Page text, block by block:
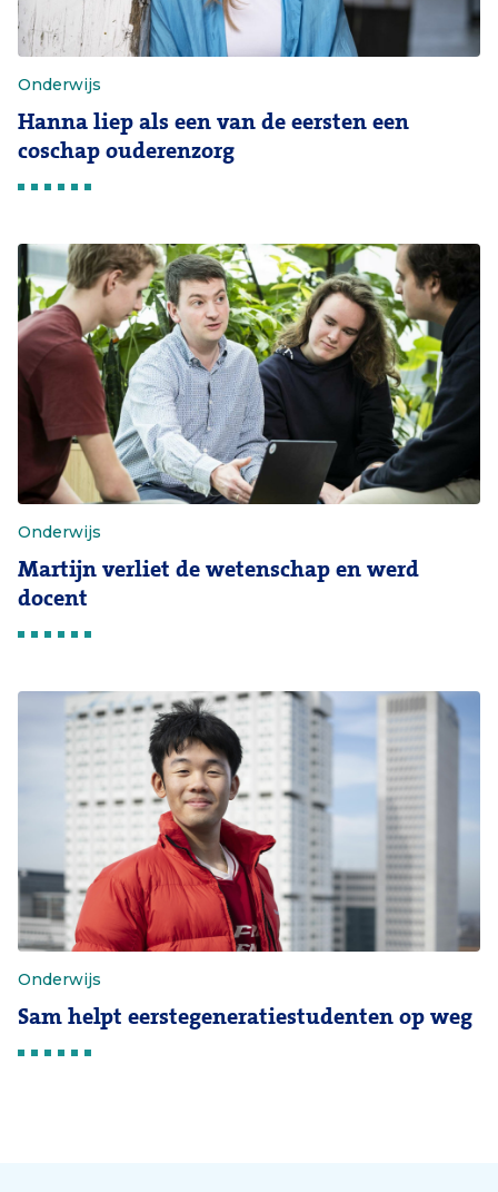
Onderwijs
Hanna liep als een van de eersten een
coschap ouderenzorg
Onderwijs
Martijn verliet de wetenschap en werd
docent
Onderwijs
Sam helpt eerstegeneratiestudenten op weg